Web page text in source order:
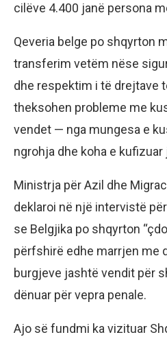
cilëve 4.400 janë persona
Qeveria belge po shqyrton
transferim vetëm nëse
dhe respektim i të drejtave
theksohen probleme me
vendet — nga mungesa e
ngrohja dhe koha e
Ministrja për Azil dhe
deklaroi në një intervistë
se Belgjika po shqyrton
përfshirë edhe marrjen me
burgjeve jashtë vendit për
dënuar për vepra penale.
Ajo së fundmi ka vizituar